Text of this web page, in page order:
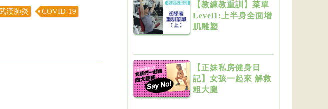
漢肺炎
COVID-19
【教練教重訓】菜單
Level1:上半身全面增
肌雕塑
【正妹私房健身日
記】女孩一起來 解救
粗大腿